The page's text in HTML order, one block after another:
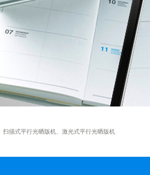
扫描式平行光晒版机、 激光式平行光晒版机